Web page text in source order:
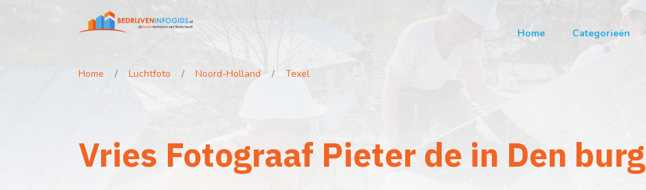
Home Categorieën
Home Luchtfoto Noord-Holland Texel
Vries Fotograaf Pieter de in Den burg